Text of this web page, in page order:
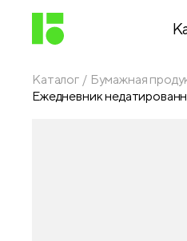
Каталог Бумажная
Ежедневник